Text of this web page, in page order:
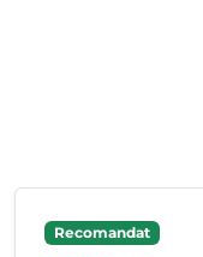
Recomandat